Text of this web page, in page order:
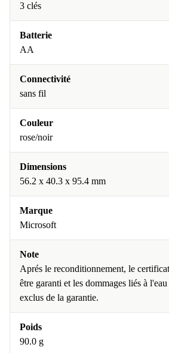
3 clés
Batterie
AA
Connectivité
sans fil
Couleur
rose/noir
Dimensions
56.2 x 40.3 x 95.4 mm
Marque
Microsoft
Note
Aprés le reconditionnement, le
être garanti et les dommages liés à
exclus de la garantie.
Poids
90.0 g